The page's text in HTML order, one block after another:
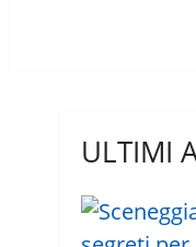
ULTIMI